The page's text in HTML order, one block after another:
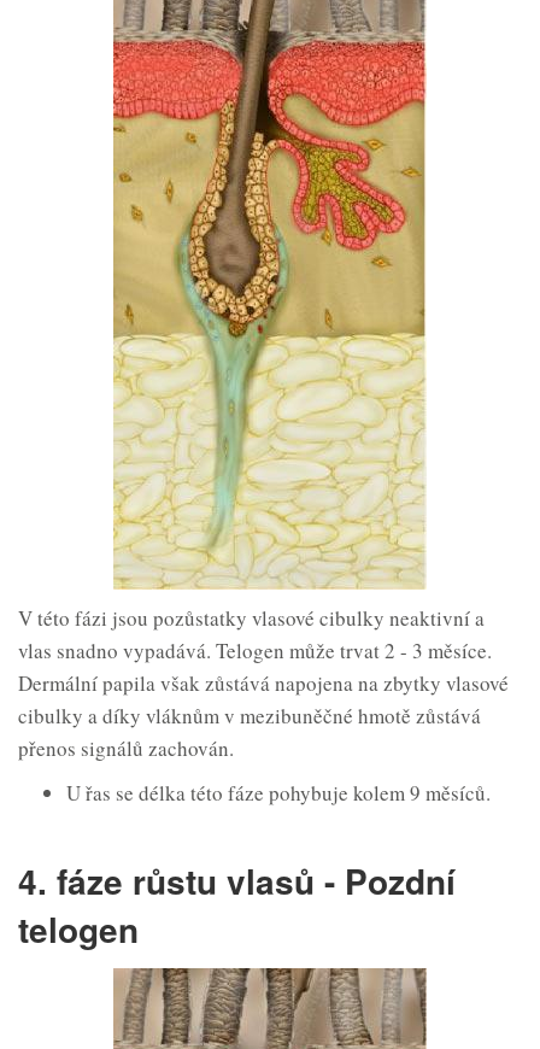
V této fázi jsou pozůstatky vlasové cibulky neaktivní a
vlas snadno vypadává. Telogen může trvat 2 - 3 měsíce.
Dermální papila však zůstává napojena na zbytky vlasové
cibulky a díky vláknům v mezibuněčné hmotě zůstává
přenos signálů zachován.
U řas se délka této fáze pohybuje kolem 9 měsíců.
4. fáze růstu vlasů - Pozdní
telogen